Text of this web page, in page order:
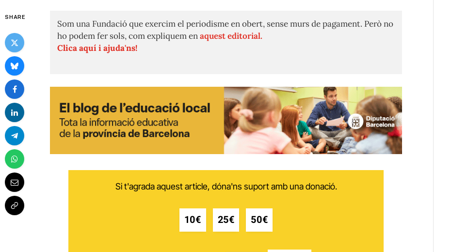
SHARE
Som una Fundació que exercim el periodisme en obert, sense murs de pagament. Però no
ho podem fer sols, com expliquem enaquest editorial.
Clica aquí i ajuda'ns!
Si t'agrada aquest article, dóna'ns suport amb una donació.
10€ 25€ 50€